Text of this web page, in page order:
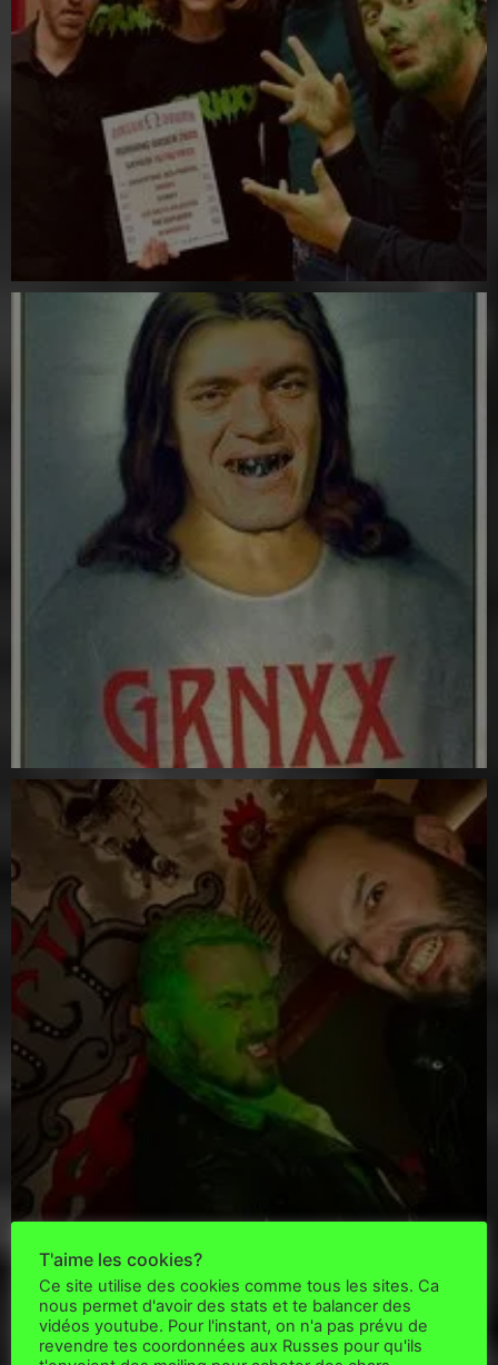
T'aime les cookies?
Ce site utilise des cookies comme tous les sites. Ca
nous permet d'avoir des stats et te balancer des
vidéos youtube. Pour l'instant, on n'a pas prévu de
revendre tes coordonnées aux Russes pour qu'ils